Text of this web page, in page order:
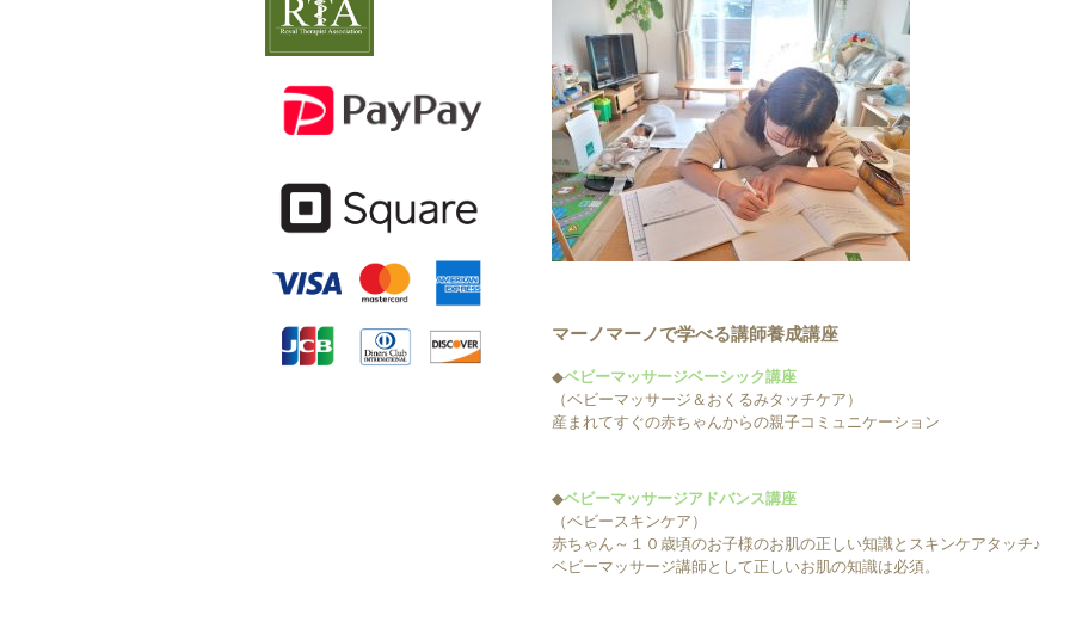
マーノマーノで学べる講師養成講座
◆ベビーマッサージベーシック講座
（ベビーマッサージ＆おくるみタッチケア）
産まれてすぐの赤ちゃんからの親子コミュニケーション
◆ベビーマッサージアドバンス講座
（ベビースキンケア）
赤ちゃん～１０歳頃のお子様のお肌の正しい知識とスキンケアタッチ♪
ベビーマッサージ講師として正しいお肌の知識は必須。